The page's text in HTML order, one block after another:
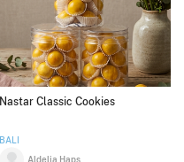
Nastar Classic Cookies
BALI